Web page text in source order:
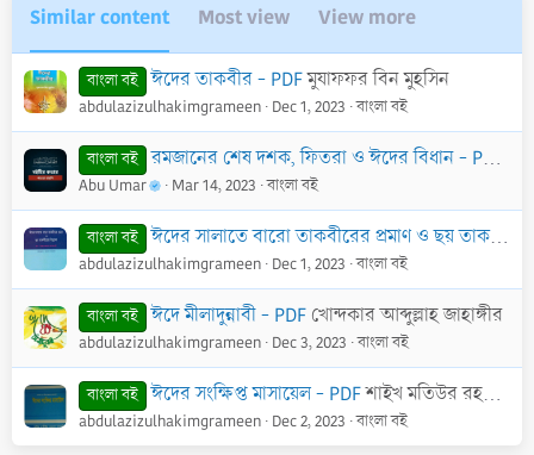
Similar content Most view View more
বাংলা বই ঈদের তাকবীর - PDFমুযাফফর বিন মুহসিন
abdulazizulhakimgrameen Dec 1, 2023 বাংলা বই
বাংলা বই রমজানের শেষ দশক, ফিতরা ও ঈদের বিধান - PDF
Abu Umar Mar 14, 2023 বাংলা বই
বাংলা বই ঈদের সালাতে বারো তাকবীরের প্রমাণ ও ছয় তাকবীরের বিশ্লেষণ - PDF
abdulazizulhakimgrameen Dec 1, 2023 বাংলা বই
বাংলা বই ঈদে মীলাদুন্নাবী - PDF খোন্দকার আব্দুল্লাহ জাহাঙ্গীর
abdulazizulhakimgrameen Dec 3, 2023 বাংলা বই
বাংলা বই ঈদের সংক্ষিপ্ত মাসায়েল - PDFশাইখ মতিউর রহমান মাদানী
abdulazizulhakimgrameen Dec 2, 2023 বাংলা বই